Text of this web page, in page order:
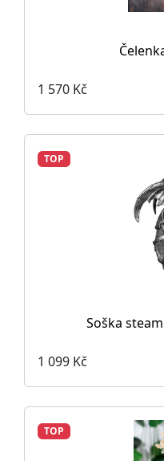
1 570 Kč
TOP
Soška
1 099 Kč
TOP